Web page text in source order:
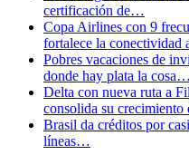
certificación de…
Copa Airlines con 9
fortalece la conectividad
Pobres vacaciones de
donde hay plata la cosa…
Delta con nueva ruta a
consolida su
Brasil da créditos por
líneas…